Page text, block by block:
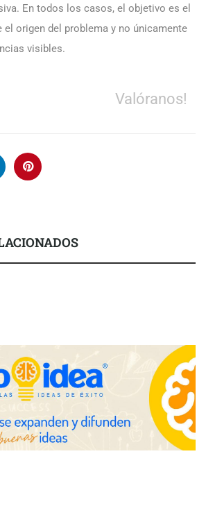
En todos los casos, el objetivo es el
origen del problema y no únicamente
visibles.
Valóranos!